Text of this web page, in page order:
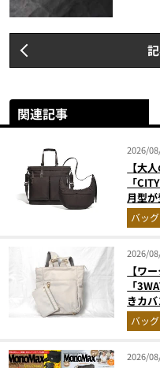
関連記事
2026/
【大
「
月型
ンが傑
バッグ
2026/
【ワ
「
きカ
バッグ
2026/